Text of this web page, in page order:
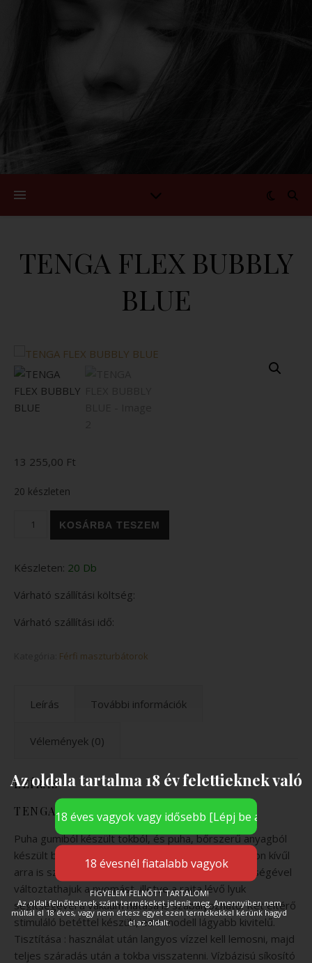
TENGA FLEX BUBBLY
BLUE
13 255,00 Ft
20 készleten
TENGA FLEX BUBBLY BLUE mennyiség
KOSÁRBA TESZEM
Készleten: 20 Db
Várható szállítási költség:
Várható szállítási idő:
Férfi maszturbátorok
Leírás További információk
Vélemények (0)
LEÍRÁS
TENGA FLEX BUBBLY BLUE
Puha gumiból készült tokból, és puha, bőrszerű anyagból
készült betétből álló maszturbátor. A tok a tároláson kívűl
arra is szolgál, hogy használat közben ennek segítségével
változtathajuk a nyomást, illetve a rajta lévő lyuk
segítségével a vákuum hatása is szabályozható. Két eltérő
stimuláló betéttel készült, ez a modell lágyabb kivitelű.
Tisztítása : használat után langyos vízzel kell lemosni, majd
teljes száradás után a tokba visszatenni. Vízbázisú síkosító
Az oldala tartalma 18 év felettieknek való
FIGYELEM FELNŐTT TARTALOM!
Az oldal felnőtteknek szánt termékeket jelenít meg. Amennyiben nem
múltál el 18 éves, vagy nem értesz egyet ezen termékekkel kérünk hagyd
el az oldalt.